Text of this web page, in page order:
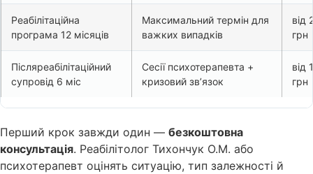
Реабілітаційна
програма 12 місяців
Максимальний термін для
важких випадків
від
грн
Післяреабілітаційний
супровід 6 міс
Сесії психотерапевта +
кризовий зв’язок
від
грн
Перший крок завжди один — безкоштовна
консультація. Реабілітолог Тихончук О.М. або
психотерапевт оцінять ситуацію, тип залежності й